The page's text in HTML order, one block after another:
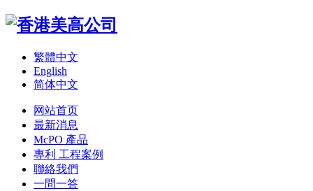
繁體中文
English
简体中文
网站首页
最新消息
McPO 產品
專利 工程案例
聯絡我們
一問一答